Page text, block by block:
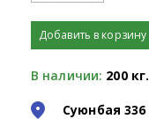
Добавить в корзину
В наличии: 200 кг.
Суюнбая 336